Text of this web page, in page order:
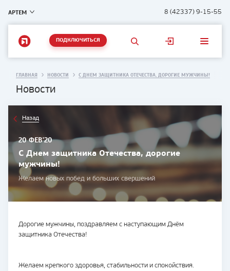
АРТЕМ 8 (42337) 9-15-55
ПОДКЛЮЧИТЬСЯ
ГЛАВНАЯ НОВОСТИ С ДНЕМ ЗАЩИТНИКА ОТЕЧЕСТВА, ДОРОГИЕ МУЖЧИНЫ!
Новости
Назад
20 ФЕВ'20
С Днем защитника Отечества, дорогие
мужчины!
Желаем новых побед и больших свершений
Дорогие мужчины, поздравляем с наступающим Днём
защитника Отечества!
Желаем крепкого здоровья, стабильности и спокойствия.